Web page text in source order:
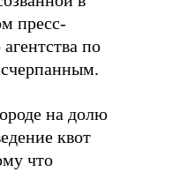
пресс-
по
на долю
квот
что